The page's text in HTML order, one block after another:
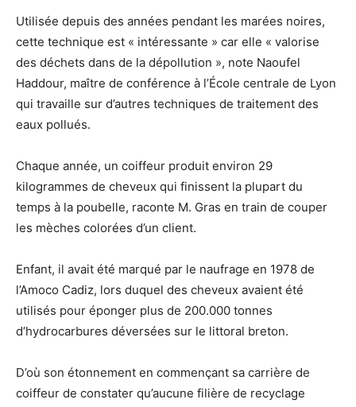
Utilisée depuis des années pendant les marées noires,
cette technique est « intéressante » car elle « valorise
des déchets dans de la dépollution », note Naoufel
Haddour, maître de conférence à l’École centrale de Lyon
qui travaille sur d’autres techniques de traitement des
eaux pollués.
Chaque année, un coiffeur produit environ 29
kilogrammes de cheveux qui finissent la plupart du
temps à la poubelle, raconte M. Gras en train de couper
les mèches colorées d’un client.
Enfant, il avait été marqué par le naufrage en 1978 de
l’Amoco Cadiz, lors duquel des cheveux avaient été
utilisés pour éponger plus de 200.000 tonnes
d’hydrocarbures déversées sur le littoral breton.
D’où son étonnement en commençant sa carrière de
coiffeur de constater qu’aucune filière de recyclage